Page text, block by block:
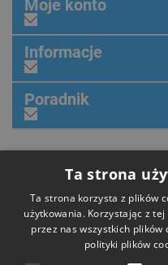
Moje konto
Informacje
Poradnik
Ta strona
Ta strona korzysta z plików
użytkowania. Korzystając z
przez nas wszystkich plików
polityki plików